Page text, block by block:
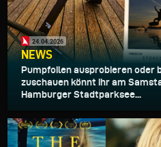
24.04.2026
NEWS
Pumpfoilen ausprobieren oder
zuschauen könnt ihr am
Hamburger Stadtparksee...